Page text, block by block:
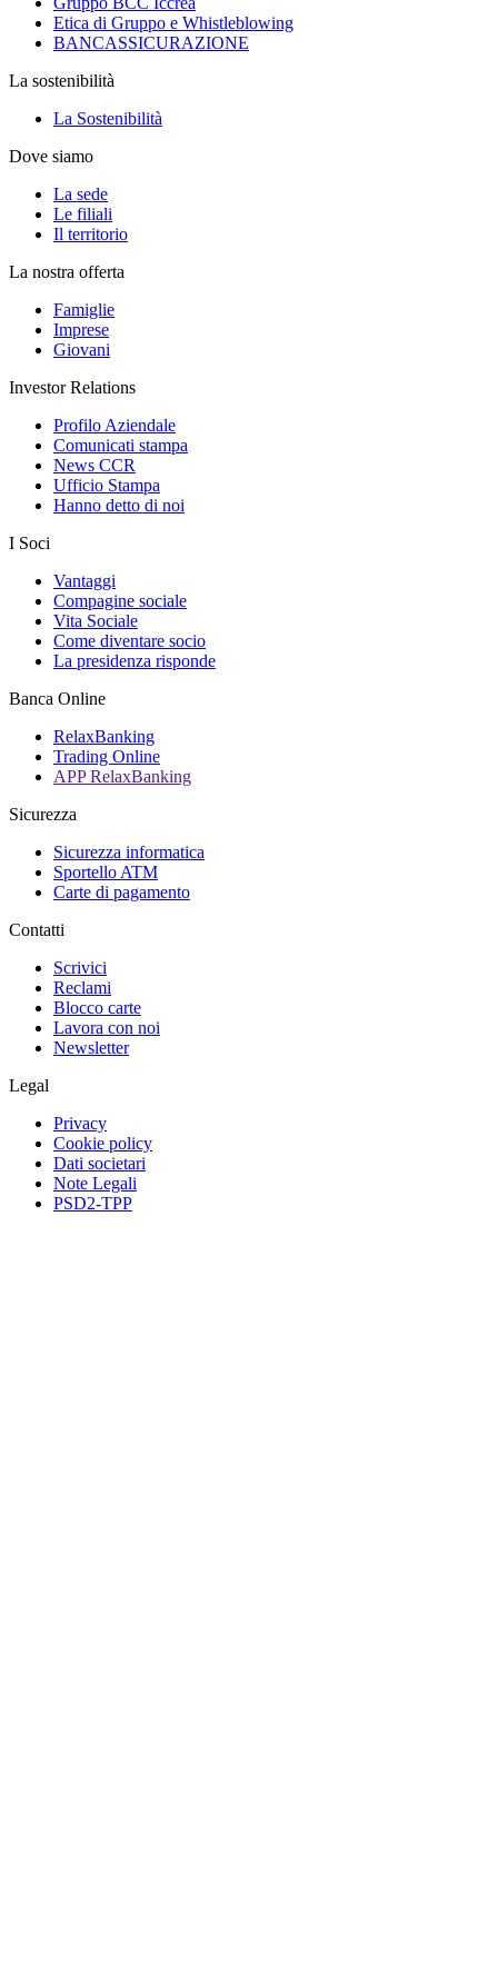
Etica di Gruppo e Whistleblowing
BANCASSICURAZIONE
La sostenibilità
La Sostenibilità
Dove siamo
La sede
Le filiali
Il territorio
La nostra offerta
Famiglie
Imprese
Giovani
Investor Relations
Profilo Aziendale
Comunicati stampa
News CCR
Ufficio Stampa
Hanno detto di noi
I Soci
Vantaggi
Compagine sociale
Vita Sociale
Come diventare socio
La presidenza risponde
Banca Online
RelaxBanking
Trading Online
APP RelaxBanking
Sicurezza
Sicurezza informatica
Sportello ATM
Carte di pagamento
Contatti
Scrivici
Reclami
Blocco carte
Lavora con noi
Newsletter
Legal
Privacy
Cookie policy
Dati societari
Note Legali
PSD2-TPP